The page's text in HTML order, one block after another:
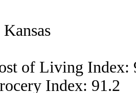
Kansas
of Living Index:
Index: 91.2